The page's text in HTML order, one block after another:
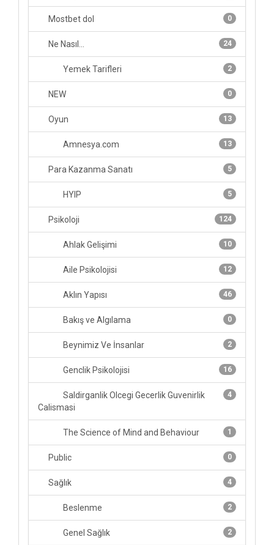
0
Mostbet dol
24
Ne Nasıl...
2
Yemek Tarifleri
0
NEW
13
Oyun
13
Amnesya.com
5
Para Kazanma Sanatı
5
HYIP
124
Psikoloji
10
Ahlak Gelişimi
12
Aile Psikolojisi
46
Aklın Yapısı
0
Bakış ve Algılama
2
Beynimiz Ve İnsanlar
16
Genclik Psikolojisi
4
Saldirganlik Olcegi Gecerlik Guvenirlik
Calismasi
1
The Science of Mind and Behaviour
0
Public
4
Sağlık
2
Beslenme
2
Genel Sağlık